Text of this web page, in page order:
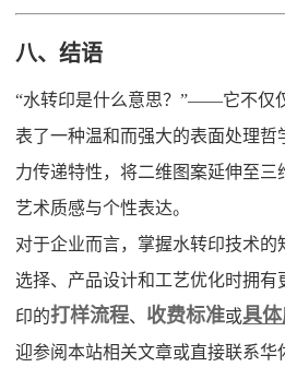
八、结语
“水转印是什么意思？”——它不仅
表了一种温和而强大的表面处理哲
力传递特性，将二维图案延伸至三
艺术质感与个性表达。
对于企业而言，掌握水转印技术
选择、产品设计和工艺优化时拥
印的打样流程、 收费标准或具体
迎参阅本站相关文章或直接联系华